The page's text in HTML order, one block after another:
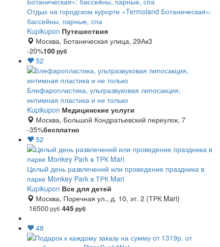
Отдых на городском курорте «Termoland Ботаническая»:
бассейны, парные, спа
Kupikupon Путешествия
Москва, Ботаническая улица, 29Ак3
-20%100руб
52
Блефаропластика, ультразвуковая липосакция,
интимная пластика и не только
Kupikupon Медицинские услуги
Москва, Большой Кондратьевский переулок, 7
-35%бесплатно
52
Целый день развлечений или проведение праздника в
парке Monkey Park в ТРК Mari
Kupikupon Все для детей
Москва, Поречная ул., д. 10, эт. 2 (ТРК Mari)
16500 руб 445руб
48